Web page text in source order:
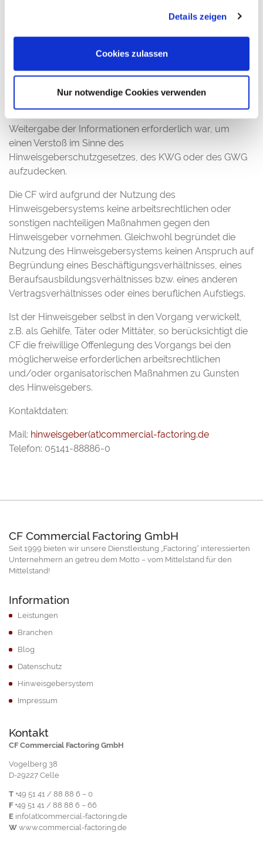
Cookies, wenn Sie unsere Webseite weiterhin nutzen.
Details zeigen
Cookies zulassen
Nur notwendige Cookies verwenden
nicht verantwortlich gemacht werden, sofern die
hinweisgebende Person keine
Offenlegungsbeschränkungen und kann nicht für die bei
einer Meldung erfolgte Weitergabe von Informationen
rechtlich verantwortlich gemacht werden, wenn sie hin-
Weitergabe der Informationen erforderlich war, um
einen Verstoß im Sinne des
Hinweisgeberschutzgesetzes, des KWG oder des GWG
aufzudecken.
Die CF wird aufgrund der Nutzung des
Hinweisgebersystems keine arbeitsrechtlichen oder
sonstigen nachteiligen Maßnahmen gegen den
Hinweisgeber vornehmen. Gleichwohl begründet die
Nutzung des Hinweisgebersystems keinen Anspruch auf
Begründung eines Beschäftigungsverhältnisses, eines
Beraufsausbildungsverhältnisses bzw. eines anderen
Vertragsverhältnisses oder eines beruflichen Aufstiegs.
Ist der Hinweisgeber selbst in den Vorgang verwickelt,
z.B. als Gehilfe, Täter oder Mittäter, so berücksichtigt die
CF die freiwillige Offenlegung des Vorgangs bei den
möglicherweise erforderlichen arbeitsrechtlichen
und/oder organisatorischen Maßnahmen zu Gunsten
des Hinweisgebers.
Kontaktdaten:
Mail: hinweisgeber(at)commercial-factoring.de
Telefon: 05141-88886-0
CF Commercial Factoring GmbH
Seit 1999 bieten wir unsere Dienstleistung „Factoring“ interessierten
Unternehmern an getreu dem Motto – vom Mittelstand für den
Mittelstand!
Information
Leistungen
Branchen
Blog
Datenschutz
Hinweisgebersystem
Impressum
Kontakt
CF Commercial Factoring GmbH
Vogelberg 38
D-29227 Celle
T +49 51 41 / 88 88 6 – 0
F +49 51 41 / 88 88 6 – 66
E info(at)commercial-factoring.de
W www.commercial-factoring.de